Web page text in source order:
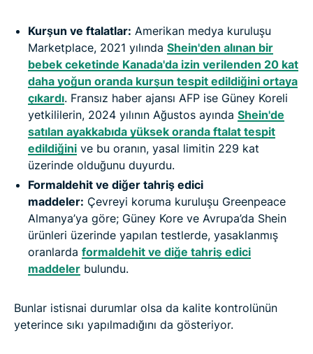
Kurşun ve ftalatlar: Amerikan medya kuruluşu
Marketplace, 2021 yılında Shein'den alınan bir
bebek ceketinde Kanada'da izin verilenden 20 kat
daha yoğun oranda kurşun tespit edildiğini ortaya
çıkardı. Fransız haber ajansı AFP ise Güney Koreli
yetkililerin, 2024 yılının Ağustos ayında Shein'de
satılan ayakkabıda yüksek oranda ftalat tespit
edildiğini ve bu oranın, yasal limitin 229 kat
üzerinde olduğunu duyurdu.
Formaldehit ve diğer tahriş edici
maddeler: Çevreyi koruma kuruluşu Greenpeace
Almanya’ya göre; Güney Kore ve Avrupa’da Shein
ürünleri üzerinde yapılan testlerde, yasaklanmış
oranlarda formaldehit ve diğe tahriş edici
maddeler bulundu.
Bunlar istisnai durumlar olsa da kalite kontrolünün
yeterince sıkı yapılmadığını da gösteriyor.